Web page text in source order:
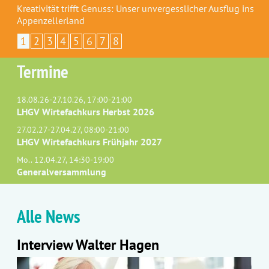
Kreativität trifft Genuss: Unser unvergesslicher Ausflug ins
Appenzellerland
1 2 3 4 5 6 7 8
Termine
18.08.26-27.10.26, 17:00-21:00
LHGV Wirtefachkurs Herbst 2026
27.02.27-27.04.27, 08:00-21:00
LHGV Wirtefachkurs Frühjahr 2027
Mo.. 12.04.27, 14:30-19:00
Generalversammlung
Alle News
Interview Walter Hagen